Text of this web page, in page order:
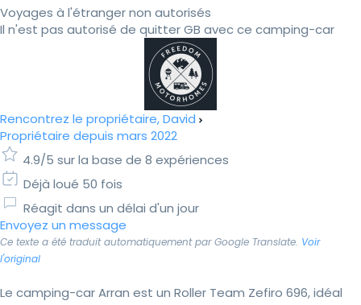
Voyages à l'étranger non autorisés
Il n'est pas autorisé de quitter GB avec ce camping-car
Rencontrez le propriétaire, David
Propriétaire depuis mars 2022
4.9/5 sur la base de 8 expériences
Déjà loué 50 fois
Réagit dans un délai d'un jour
Envoyez un message
Ce texte a été traduit automatiquement par Google Translate. Voir
l'original
Le camping-car Arran est un Roller Team Zefiro 696, idéal